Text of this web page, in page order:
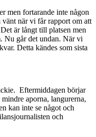
men fortarande inte någon
när vi får rapport om att
är långt till platsen men
Nu går det undan. När vi
Detta kändes som sista
Eftermiddagen börjar
aporna, langurerna,
kan inte se något och
och